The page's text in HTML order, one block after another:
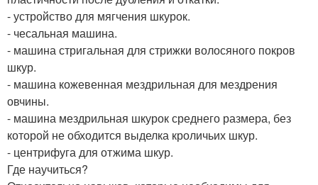
- устройство для мягчения шкурок.
- чесальная машина.
- машина стригальная для стрижки волосяного покров
шкур.
- машина кожевенная мездрильная для мездрения
овчины.
- машина мездрильная шкурок среднего размера, без
которой не обходится выделка кроличьих шкур.
- центрифуга для отжима шкур.
Где научиться?